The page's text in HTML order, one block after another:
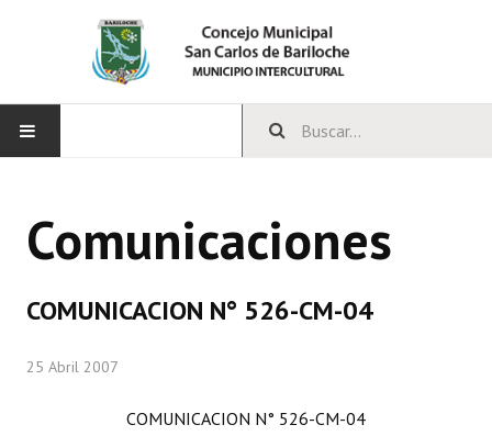
CONCEJO
Comisiones Especiales
Comunicaciones
COMUNICACION N° 526-CM-04
25 Abril 2007
COMUNICACION N° 526-CM-04